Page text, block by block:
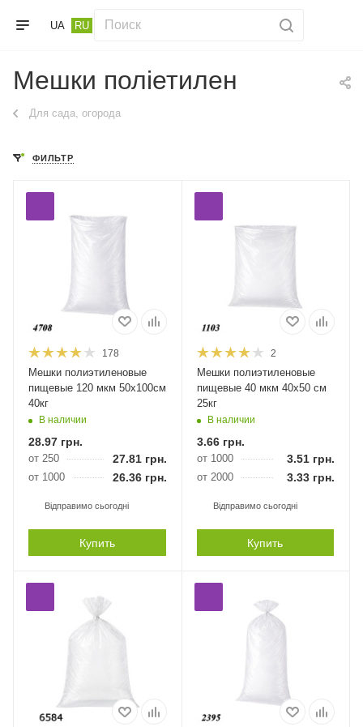
UA RU
Мешки поліетилен
Для сада, огорода
ФИЛЬТР
178
Мешки полиэтиленовые
пищевые 120 мкм 50х100см
40кг
В наличии
28.97 грн.
от 250 27.81 грн.
от 1000 26.36 грн.
Відправимо сьогодні
Купить
2
Мешки полиэтиленовые
пищевые 40 мкм 40х50 см
25кг
В наличии
3.66грн.
от 1000 3.51 грн.
от 2000 3.33 грн.
Відправимо сьогодні
Купить